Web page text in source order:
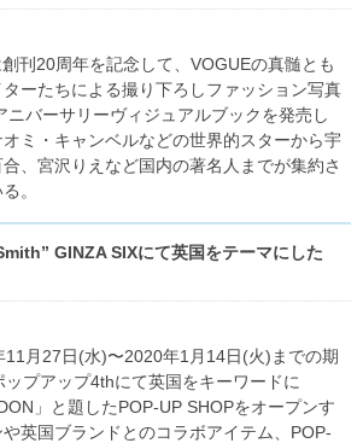
創刊20周年を記念して、VOGUEの真髄とも
ーたちによる撮り下ろしファッション写真
ニバーサリーヴィジュアルブックを発売し
ミ・キャンベルなどの世界的スターから宇
、宮沢りえなど国内の著名人までが集約さ
。
GINZA SIXにて英国をテーマにした
11月27日(水)〜2020年1月14日(火)までの期
ップアップ4thにて英国をキーワードに
」と題したPOP-UP SHOPをオープンす
英国ブランドとのコラボアイテム、POP-